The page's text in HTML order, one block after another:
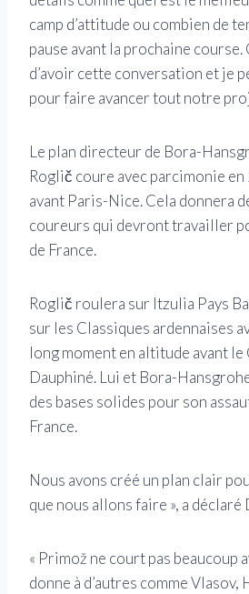
camp d’attitude ou combien de
pause avant la prochaine course.
d’avoir cette conversation et je
pour faire avancer tout notre
Le plan directeur de Bora-
Roglič coure avec parcimonie
avant Paris-Nice. Cela donnera
coureurs qui devront travailler
de France.
Roglič roulera sur Itzulia Pays
sur les Classiques ardennaises
long moment en altitude avant
Dauphiné. Lui et Bora-
des bases solides pour son
France.
Nous avons créé un plan clair
que nous allons faire », a déclaré
« Primož ne court pas beaucoup
donne à d’autres comme Vlasov,